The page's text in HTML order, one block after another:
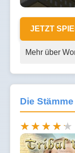
JETZT
Mehr über
Die Stämme